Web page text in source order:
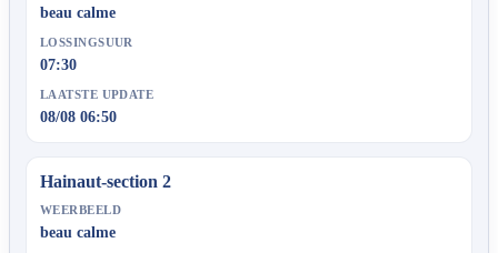
beau calme
LOSSINGSUUR
07:30
LAATSTE UPDATE
08/08 06:50
Hainaut-section 2
WEERBEELD
beau calme